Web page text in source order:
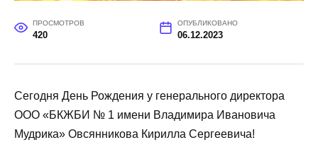
ПРОСМОТРОВ
420
ОПУБЛИКОВАНО
06.12.2023
Сегодня День Рождения у генерального директора
ООО «БКЖБИ № 1 имени Владимира Ивановича
Мудрика» Овсянникова Кирилла Сергеевича!